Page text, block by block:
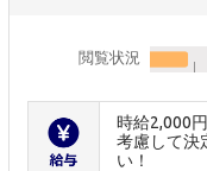
閲覧状況
時給2,000
考慮して決
い！